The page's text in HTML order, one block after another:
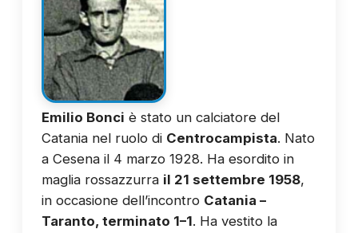
Emilio Bonci è stato un calciatore del
Catania nel ruolo di Centrocampista. Nato
a Cesena il 4 marzo 1928. Ha esordito in
maglia rossazzurra il 21 settembre 1958,
in occasione dell’incontro Catania –
Taranto, terminato 1–1. Ha vestito la